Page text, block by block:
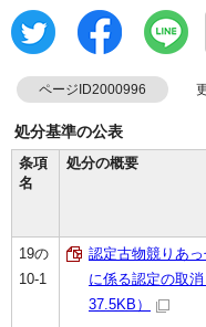
ページID2000996 更
処分基準の公表
条項
名
処分の概要
19の
10-1
認定古物競りあ
に係る認定の取
37.5KB）